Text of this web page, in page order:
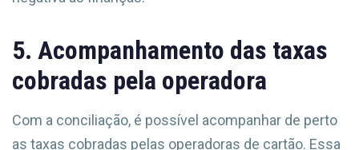
5. Acompanhamento das taxas
cobradas pela operadora
Com a conciliação, é possível acompanhar de perto
as taxas cobradas pelas operadoras de cartão. Essa